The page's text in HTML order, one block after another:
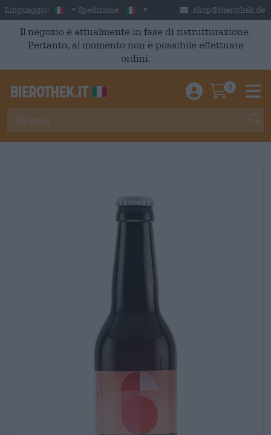
Skip to main content
Linguaggio: Italian
Spedizione: Italia shop@bierothek.de
Il negozio è attualmente in fase di ristrutturazione.
Pertanto, al momento non è possibile effettuare
ordini.
Einloggen /
0